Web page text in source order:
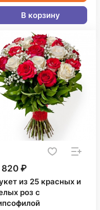
В корзину
820 ₽
из 25 красных и
роз с